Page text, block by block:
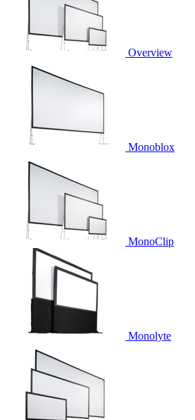
Overview
Monoblox
MonoClip
Monolyte